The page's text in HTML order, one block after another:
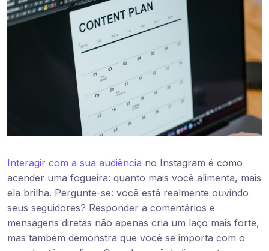
Interagir com a sua audiência no Instagram é como
acender uma fogueira: quanto mais você alimenta, mais
ela brilha. Pergunte-se: você está realmente ouvindo
seus seguidores? Responder a comentários e
mensagens diretas não apenas cria um laço mais forte,
mas também demonstra que você se importa com o